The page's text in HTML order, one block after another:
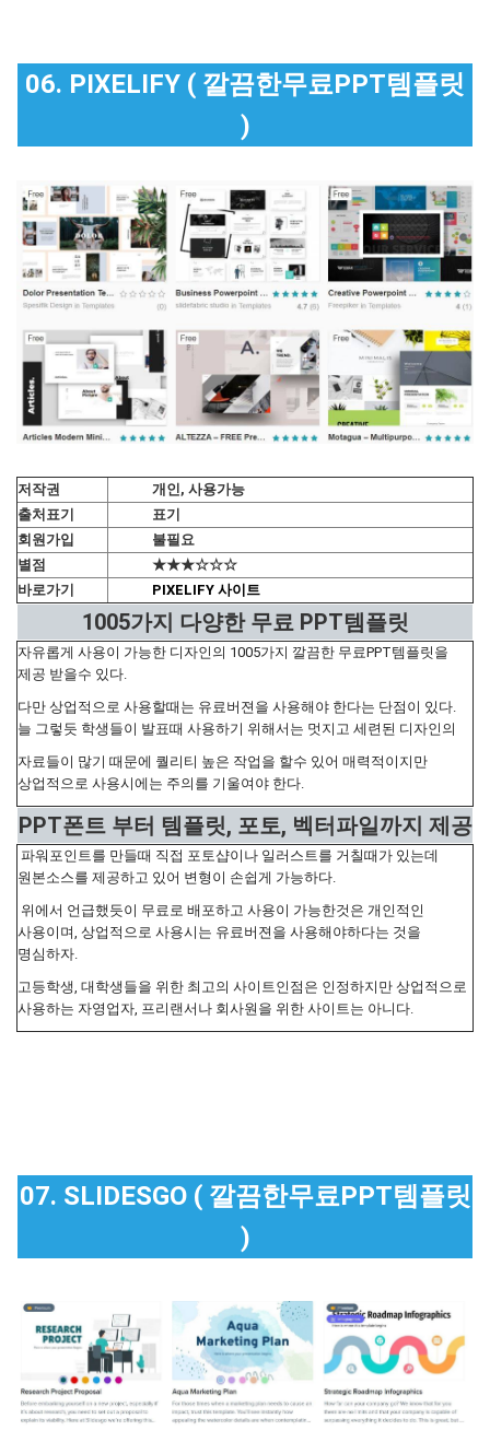
06. PIXELIFY ( 깔끔한무료PPT템플릿
)
저작권
개인, 사용가능
출처표기
표기
회원가입
불필요
별점
★★★☆☆☆
바로가기
PIXELIFY 사이트
1005가지 다양한 무료 PPT템플릿
자유롭게 사용이 가능한 디자인의 1005가지 깔끔한 무료PPT템플릿을
제공 받을수 있다.
다만 상업적으로 사용할때는 유료버젼을 사용해야 한다는 단점이 있다.
늘 그렇듯 학생들이 발표때 사용하기 위해서는 멋지고 세련된 디자인의
자료들이 많기 때문에 퀄리티 높은 작업을 할수 있어 매력적이지만
상업적으로 사용시에는 주의를 기울여야 한다.
PPT폰트 부터 템플릿, 포토, 벡터파일까지 제공
파워포인트를 만들때 직접 포토샵이나 일러스트를 거칠때가 있는데
원본소스를 제공하고 있어 변형이 손쉽게 가능하다.
위에서 언급했듯이 무료로 배포하고 사용이 가능한것은 개인적인
사용이며, 상업적으로 사용시는 유료버젼을 사용해야하다는 것을
명심하자.
고등학생, 대학생들을 위한 최고의 사이트인점은 인정하지만 상업적으로
사용하는 자영업자, 프리랜서나 회사원을 위한 사이트는 아니다.
07. SLIDESGO ( 깔끔한무료PPT템플릿
)